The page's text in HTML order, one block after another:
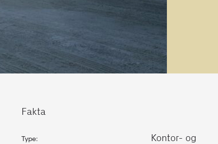
Fakta
Type:
Kontor- og